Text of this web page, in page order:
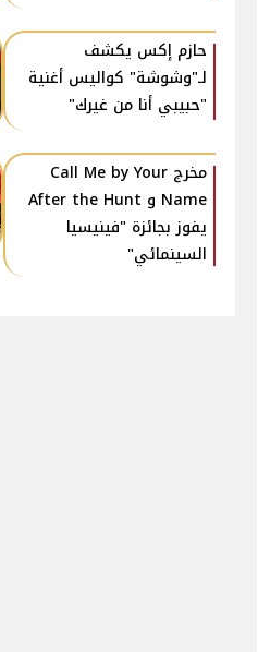
حازم إكس يكشف
لـ"وشوشة" كواليس أغنية
"حبيبي أنا من غيرك"
مخرج Call Me by Your
Name و After the Hunt
يفوز بجائزة "فينيسيا
السينمائي"